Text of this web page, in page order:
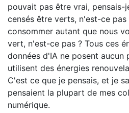
pouvait pas être vrai, pensais-
censés être verts, n'est-ce pas
consommer autant que nous
vert, n'est-ce pas ? Tous ces
données d'IA ne posent aucun
utilisent des énergies
C'est ce que je pensais, et je
pensaient la plupart de mes
numérique.